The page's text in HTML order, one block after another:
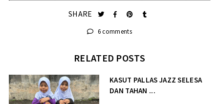
SHARE
6 comments
RELATED POSTS
KASUT PALLAS JAZZ SELESA
DAN TAHAN ...